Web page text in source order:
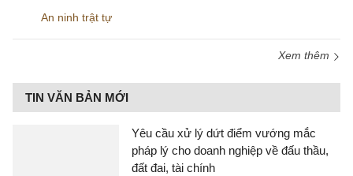
An ninh trật tự
Xem thêm
TIN VĂN BẢN MỚI
Yêu cầu xử lý dứt điểm vướng mắc
pháp lý cho doanh nghiệp về đấu thầu,
đất đai, tài chính